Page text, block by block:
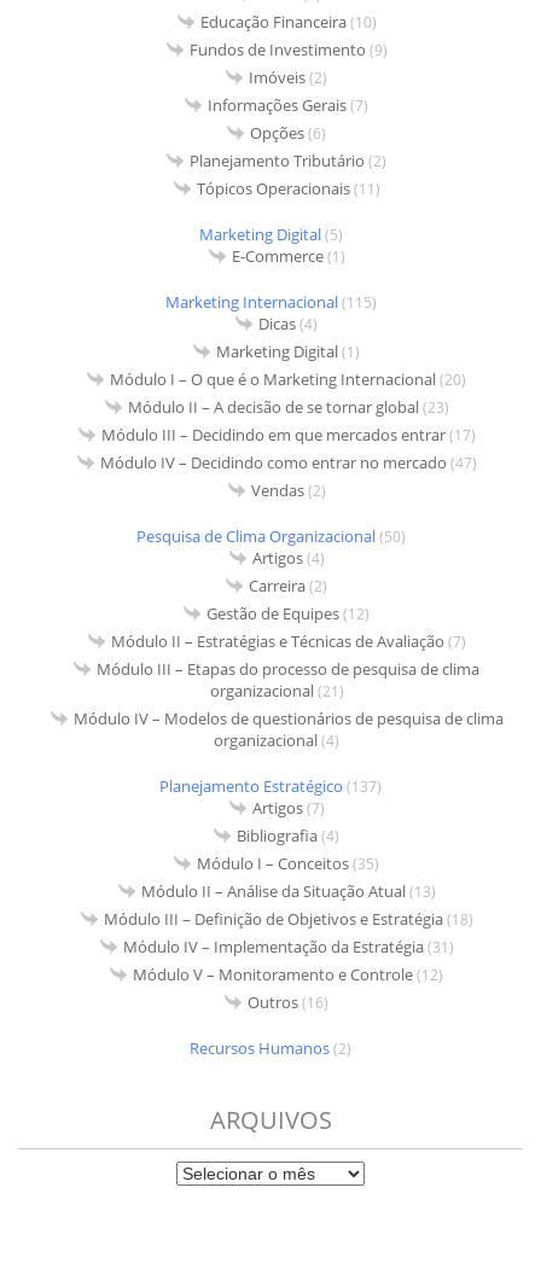
Educação Financeira(10)
Fundos de Investimento (9)
Imóveis(2)
Informações Gerais(7)
Opções(6)
Planejamento Tributário (2)
Tópicos Operacionais(11)
Marketing Digital(5)
E-Commerce(1)
Marketing Internacional(115)
Dicas(4)
Marketing Digital(1)
Módulo I – O que é o Marketing Internacional(20)
Módulo II – A decisão de se tornar global(23)
Módulo III – Decidindo em que mercados entrar(17)
Módulo IV – Decidindo como entrar no mercado (47)
Vendas(2)
Pesquisa de Clima Organizacional(50)
Artigos(4)
Carreira(2)
Gestão de Equipes(12)
Módulo II – Estratégias e Técnicas de Avaliação (7)
Módulo III – Etapas do processo de pesquisa de clima
organizacional(21)
Módulo IV – Modelos de questionários de pesquisa de clima
organizacional(4)
Planejamento Estratégico (137)
Artigos(7)
Bibliografia(4)
Módulo I – Conceitos(35)
Módulo II – Análise da Situação Atual(13)
Módulo III – Definição de Objetivos e Estratégia(18)
Módulo IV – Implementação da Estratégia(31)
Módulo V – Monitoramento e Controle(12)
Outros(16)
Recursos Humanos(2)
ARQUIVOS